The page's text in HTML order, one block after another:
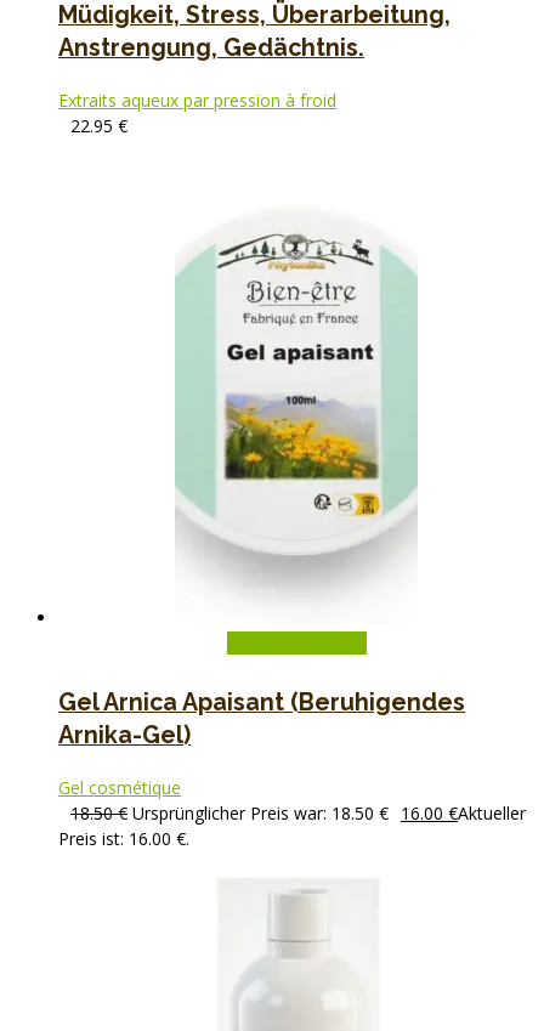
Müdigkeit, Stress, Überarbeitung,
Anstrengung, Gedächtnis.
Extraits aqueux par pression à froid
22.95 €
Gel Arnica Apaisant (Beruhigendes
Arnika-Gel)
Gel cosmétique
18.50€ Ursprünglicher Preis war: 18.50 € 16.00 €Aktueller
Preis ist: 16.00 €.